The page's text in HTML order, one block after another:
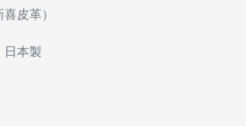
皮革）
日本製